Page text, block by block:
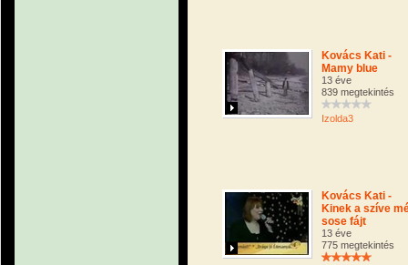
Kovács Kati -
Mamy blue
13 éve
839 megtekintés
Izolda3
Kovács Kati -
Kinek a szíve
sose fájt
13 éve
775 megtekintés